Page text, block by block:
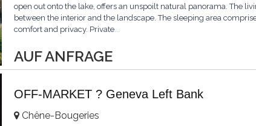
AUF ANFRAGE
open out onto the lake, offers an unspoilt natural panorama. The
between the interior and the landscape. The sleeping area
comfort and privacy. Private...
OFF-MARKET ? Geneva Left Bank
Chêne-Bougeries